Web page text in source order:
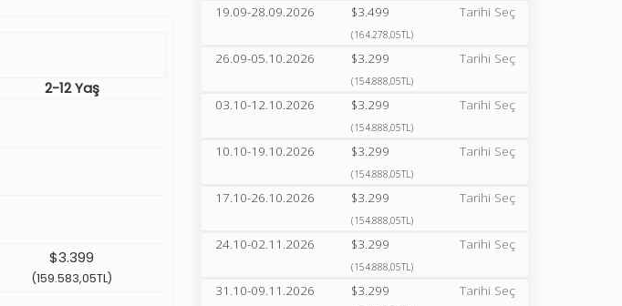
2-12 Yaş
$3.399
(159.583,05TL)
19.09-28.09.2026 $3.499
(164.278,05TL)
Tarihi Seç
26.09-05.10.2026 $3.299
(154.888,05TL)
Tarihi Seç
03.10-12.10.2026 $3.299
(154.888,05TL)
Tarihi Seç
10.10-19.10.2026 $3.299
(154.888,05TL)
Tarihi Seç
17.10-26.10.2026 $3.299
(154.888,05TL)
Tarihi Seç
24.10-02.11.2026 $3.299
(154.888,05TL)
Tarihi Seç
31.10-09.11.2026 $3.299 Tarihi Seç